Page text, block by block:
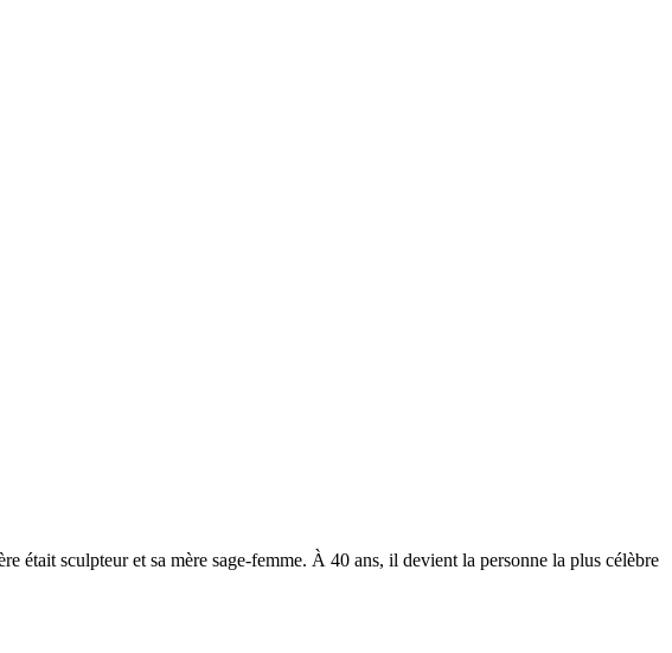
était sculpteur et sa mère sage-femme. À 40 ans, il devient la personne la plus célèbre